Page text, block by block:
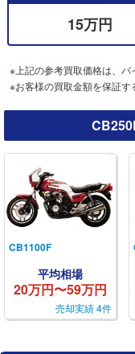
15万円
※上記の参考買取価格は、バ
※お客様の買取金額を保証す
CB1100F
平均相場
20万円〜59万円
売却実績 4件